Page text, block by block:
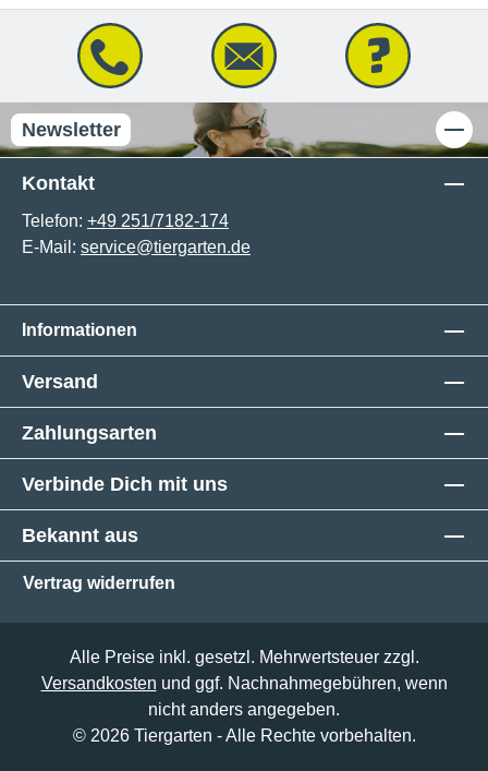
Newsletter
Kontakt
Telefon: +49 251/7182-174
E-Mail: service@tiergarten.de
Informationen
Versand
Zahlungsarten
Verbinde Dich mit uns
Bekannt aus
Vertrag widerrufen
Alle Preise inkl. gesetzl. Mehrwertsteuer zzgl.
Versandkosten und ggf. Nachnahmegebühren, wenn
nicht anders angegeben.
© 2026 Tiergarten - Alle Rechte vorbehalten.